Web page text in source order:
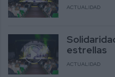
ACTUALIDAD
estrellas
ACTUALIDAD